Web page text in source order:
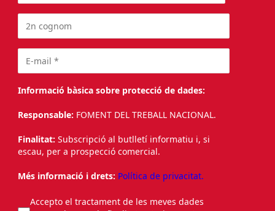
Informació bàsica sobre protecció de dades:
Responsable: FOMENT DEL TREBALL NACIONAL.
Finalitat: Subscripció al butlletí informatiu i, si
escau, per a prospecció comercial.
Més informació i drets: Política de privacitat.
Accepto el tractament de les meves dades